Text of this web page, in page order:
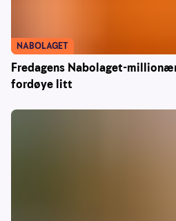
Fredagens Nabolaget-
fordøye litt
NABOLAGET